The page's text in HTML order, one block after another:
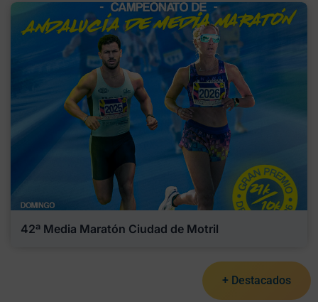
42ª Media Maratón Ciudad de Motril
+ Destacados